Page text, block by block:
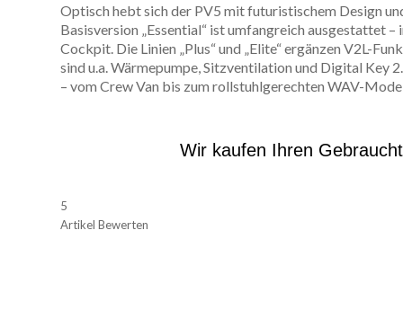
Optisch hebt sich der PV5 mit futuristischem Design
Basisversion „Essential“ ist umfangreich ausgestattet
Cockpit. Die Linien „Plus“ und „Elite“ ergänzen V2L-
sind u.a. Wärmepumpe, Sitzventilation und Digital Key
– vom Crew Van bis zum rollstuhlgerechten WAV-
Wir kaufen Ihren
5
Artikel Bewerten